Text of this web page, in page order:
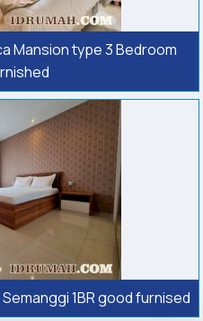
Mansion type 3 Bedroom
1BR good furnised